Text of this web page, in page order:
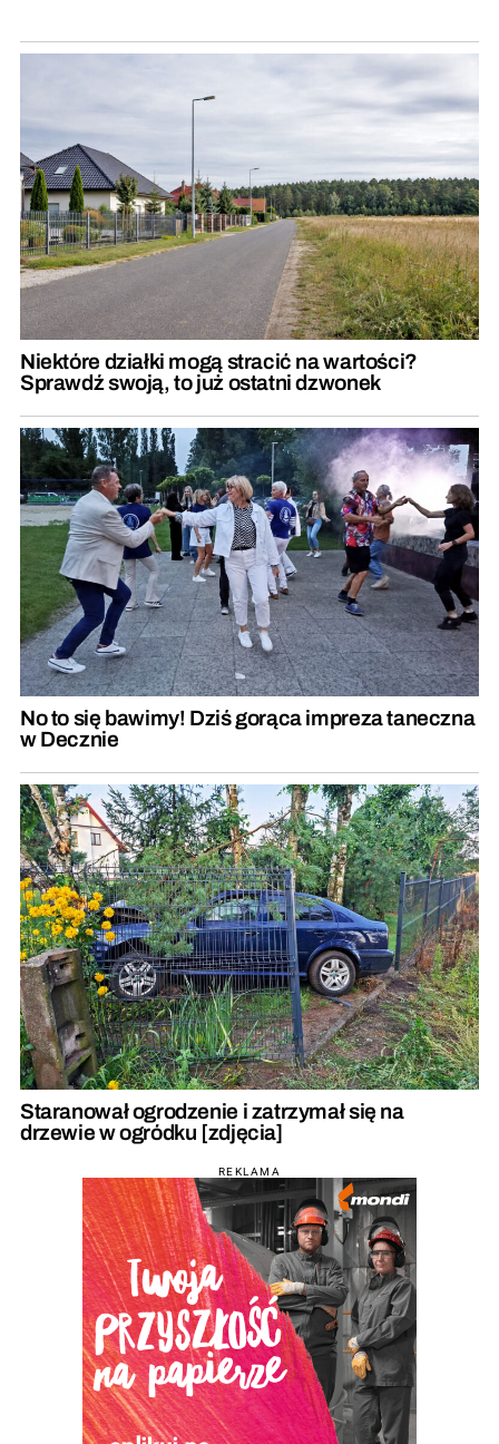
Niektóre działki mogą stracić na wartości?
Sprawdź swoją, to już ostatni dzwonek
No to się bawimy! Dziś gorąca impreza taneczna
w Decznie
Staranował ogrodzenie i zatrzymał się na
drzewie w ogródku [zdjęcia]
REKLAMA